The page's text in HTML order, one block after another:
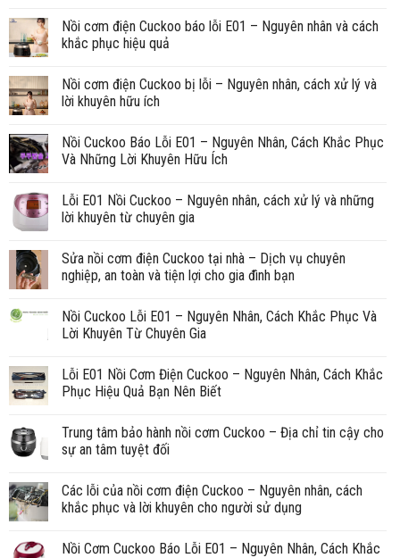
Nồi cơm điện Cuckoo báo lỗi E01 – Nguyên nhân và cách
khắc phục hiệu quả
Nồi cơm điện Cuckoo bị lỗi – Nguyên nhân, cách xử lý và
lời khuyên hữu ích
Nồi Cuckoo Báo Lỗi E01 – Nguyên Nhân, Cách Khắc Phục
Và Những Lời Khuyên Hữu Ích
Lỗi E01 Nồi Cuckoo – Nguyên nhân, cách xử lý và những
lời khuyên từ chuyên gia
Sửa nồi cơm điện Cuckoo tại nhà – Dịch vụ chuyên
nghiệp, an toàn và tiện lợi cho gia đình bạn
Nồi Cuckoo Lỗi E01 – Nguyên Nhân, Cách Khắc Phục Và
Lời Khuyên Từ Chuyên Gia
Lỗi E01 Nồi Cơm Điện Cuckoo – Nguyên Nhân, Cách Khắc
Phục Hiệu Quả Bạn Nên Biết
Trung tâm bảo hành nồi cơm Cuckoo – Địa chỉ tin cậy cho
sự an tâm tuyệt đối
Các lỗi của nồi cơm điện Cuckoo – Nguyên nhân, cách
khắc phục và lời khuyên cho người sử dụng
Nồi Cơm Cuckoo Báo Lỗi E01 – Nguyên Nhân, Cách Khắc